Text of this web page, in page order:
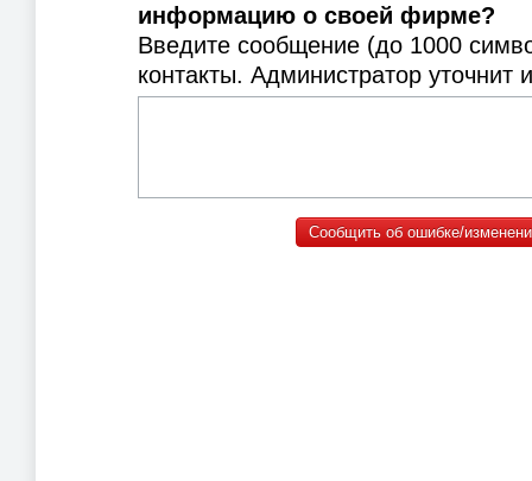
информацию о своей фирме?
Введите сообщение (до 1000
контакты. Администратор